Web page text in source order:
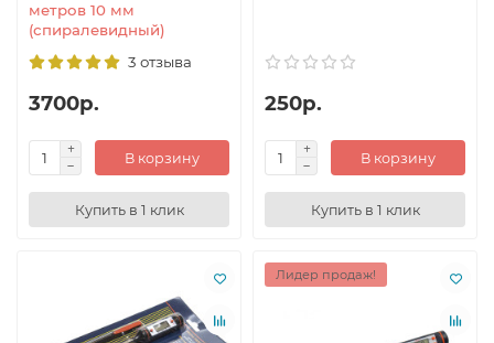
метров 10 мм
(спиралевидный)
3 отзыва
3700р.
В корзину
Купить в 1 клик
250р.
В корзину
Купить в 1 клик
Лидер продаж!